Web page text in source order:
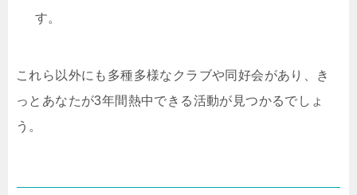
す。
これら以外にも多種多様なクラブや同好会があり、き
っとあなたが3年間熱中できる活動が見つかるでしょ
う。